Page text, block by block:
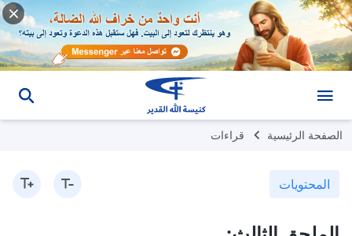
الصفحة الرئيسية قراءات
المحتويات